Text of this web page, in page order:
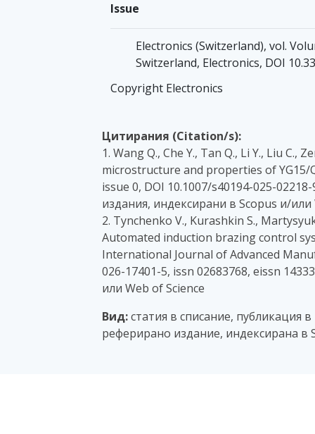
Issue
Electronics (Switzerland), vol.
Switzerland, Electronics, DOI
Copyright Electronics
Цитирания (Citation/s):
1. Wang Q., Che Y., Tan Q., Li Y., Liu
microstructure and properties of YG15/
issue 0, DOI 10.1007/s40194-025-
издания, индексирани в Scopus и/или
2. Tynchenko V., Kurashkin S.,
Automated induction brazing control
International Journal of Advanced
026-17401-5, issn 02683768, eissn
или Web of Science
Вид:статия в списание, публикация
реферирано издание, индексирана в